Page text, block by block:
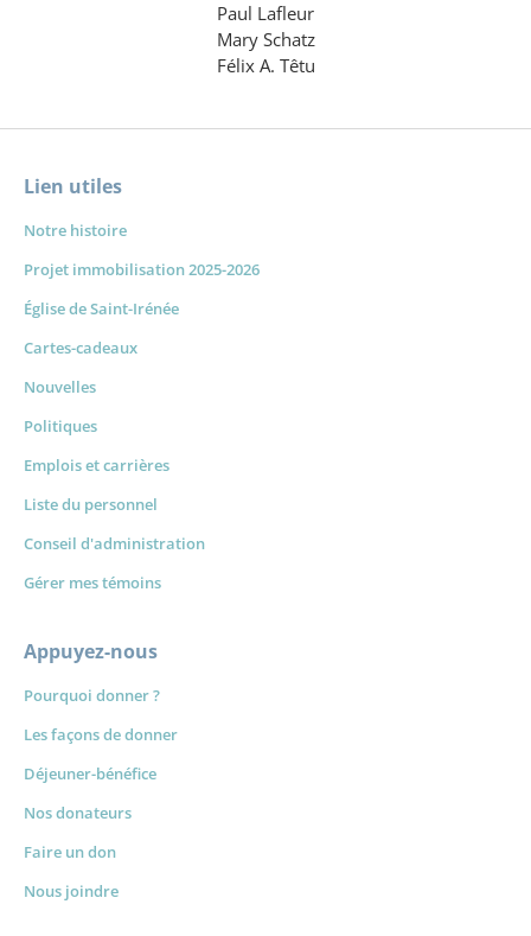
Paul Lafleur
Mary Schatz
Félix A. Têtu
Lien utiles
Notre histoire
Projet immobilisation 2025-2026
Église de Saint-Irénée
Cartes-cadeaux
Nouvelles
Politiques
Emplois et carrières
Liste du personnel
Conseil d'administration
Gérer mes témoins
Appuyez-nous
Pourquoi donner ?
Les façons de donner
Déjeuner-bénéfice
Nos donateurs
Faire un don
Nous joindre